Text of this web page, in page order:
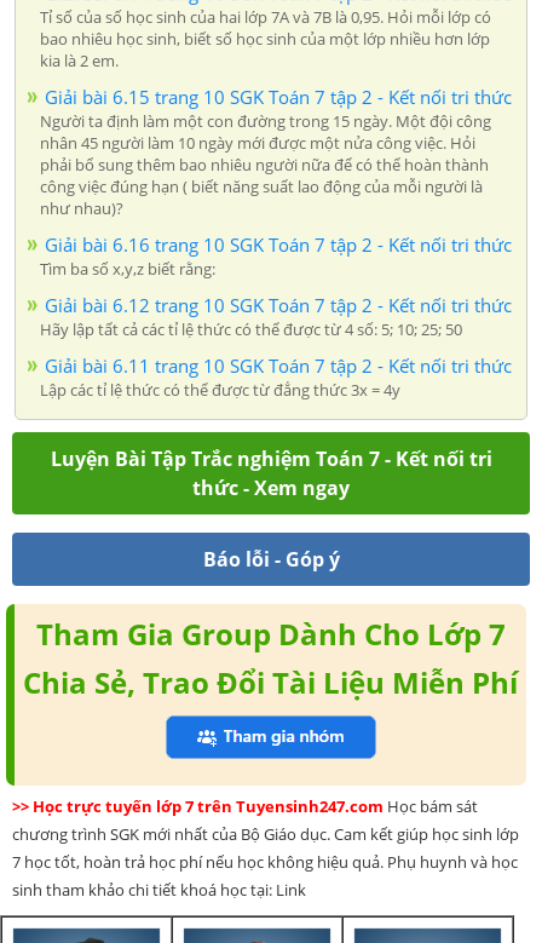
Tỉ số của số học sinh của hai lớp 7A và 7B là 0,95. Hỏi mỗi lớp có
bao nhiêu học sinh, biết số học sinh của một lớp nhiều hơn lớp
kia là 2 em.
Giải bài 6.15 trang 10 SGK Toán 7 tập 2 - Kết nối tri thức
Người ta định làm một con đường trong 15 ngày. Một đội công
nhân 45 người làm 10 ngày mới được một nửa công việc. Hỏi
phải bổ sung thêm bao nhiêu người nữa để có thể hoàn thành
công việc đúng hạn ( biết năng suất lao động của mỗi người là
như nhau)?
Giải bài 6.16 trang 10 SGK Toán 7 tập 2 - Kết nối tri thức
Tìm ba số x,y,z biết rằng:
Giải bài 6.12 trang 10 SGK Toán 7 tập 2 - Kết nối tri thức
Hãy lập tất cả các tỉ lệ thức có thể được từ 4 số: 5; 10; 25; 50
Giải bài 6.11 trang 10 SGK Toán 7 tập 2 - Kết nối tri thức
Lập các tỉ lệ thức có thể được từ đẳng thức 3x = 4y
Luyện Bài Tập Trắc nghiệm Toán 7 - Kết nối tri
thức - Xem ngay
Báo lỗi - Góp ý
Tham Gia Group Dành Cho Lớp 7
Chia Sẻ, Trao Đổi Tài Liệu Miễn Phí
>> Học trực tuyến lớp 7 trên Tuyensinh247.com Học bám sát
chương trình SGK mới nhất của Bộ Giáo dục. Cam kết giúp học sinh lớp
7 học tốt, hoàn trả học phí nếu học không hiệu quả. Phụ huynh và học
sinh tham khảo chi tiết khoá học tại: Link